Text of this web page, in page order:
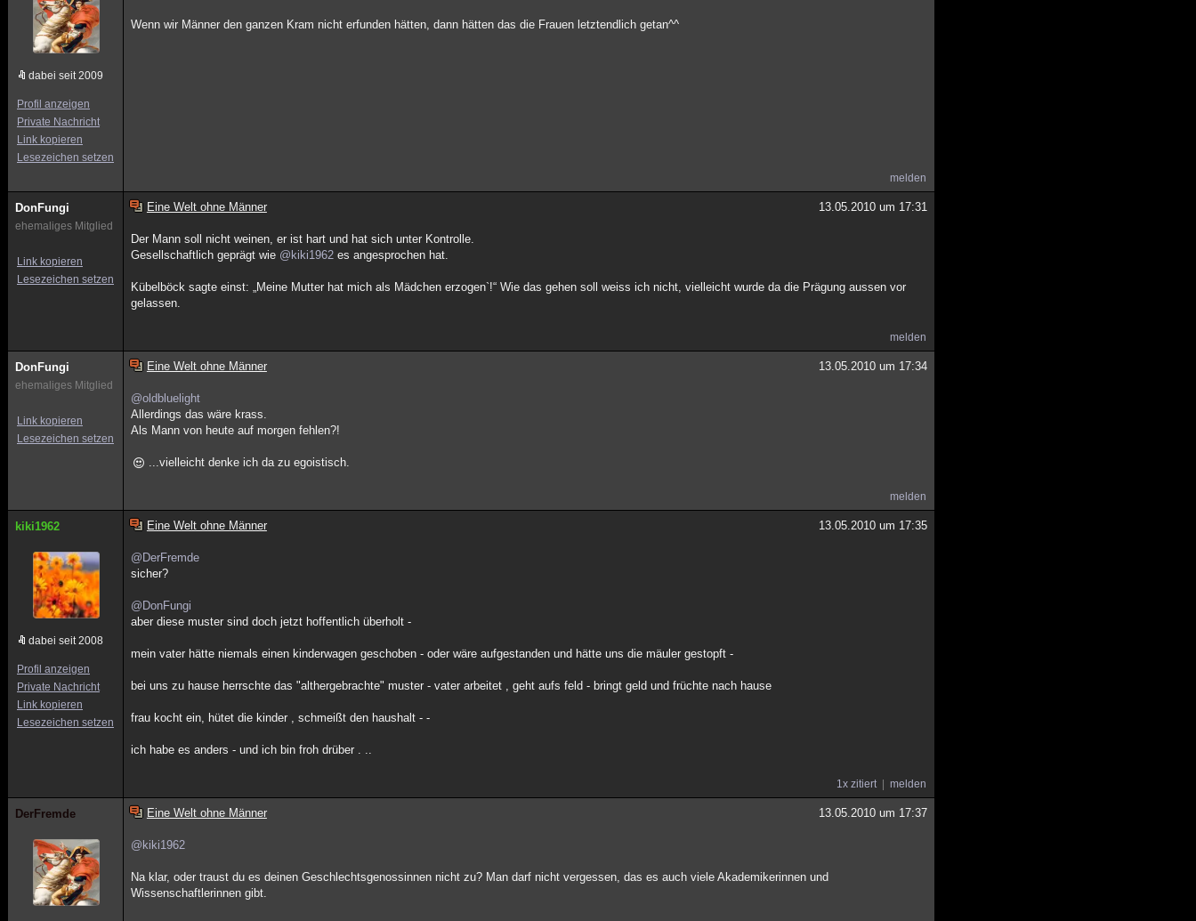
dabei seit 2009
Profil anzeigen
Private Nachricht
Link kopieren
Lesezeichen setzen
Wenn wir Männer den ganzen Kram nicht erfunden hätten, dann hätten das die Frauen letztendlich getan^^
melden
DonFungi
ehemaliges Mitglied
Link kopieren
Lesezeichen setzen
Eine Welt ohne Männer 13.05.2010 um 17:31
Der Mann soll nicht weinen, er ist hart und hat sich unter Kontrolle.
Gesellschaftlich geprägt wie @kiki1962 es angesprochen hat.
Kübelböck sagte einst: „Meine Mutter hat mich als Mädchen erzogen`!“ Wie das gehen soll weiss ich nicht, vielleicht wurde da die Prägung aussen vor
gelassen.
melden
DonFungi
ehemaliges Mitglied
Link kopieren
Lesezeichen setzen
Eine Welt ohne Männer 13.05.2010 um 17:34
@oldbluelight
Allerdings das wäre krass.
Als Mann von heute auf morgen fehlen?!
...vielleicht denke ich da zu egoistisch.
melden
kiki1962
dabei seit 2008
Profil anzeigen
Private Nachricht
Link kopieren
Lesezeichen setzen
Eine Welt ohne Männer 13.05.2010 um 17:35
@DerFremde
sicher?
@DonFungi
aber diese muster sind doch jetzt hoffentlich überholt -
mein vater hätte niemals einen kinderwagen geschoben - oder wäre aufgestanden und hätte uns die mäuler gestopft -
bei uns zu hause herrschte das "althergebrachte" muster - vater arbeitet , geht aufs feld - bringt geld und früchte nach hause
frau kocht ein, hütet die kinder , schmeißt den haushalt - -
ich habe es anders - und ich bin froh drüber . ..
1x zitiert melden
DerFremde Eine Welt ohne Männer 13.05.2010 um 17:37
@kiki1962
Na klar, oder traust du es deinen Geschlechtsgenossinnen nicht zu? Man darf nicht vergessen, das es auch viele Akademikerinnen und
Wissenschaftlerinnen gibt.